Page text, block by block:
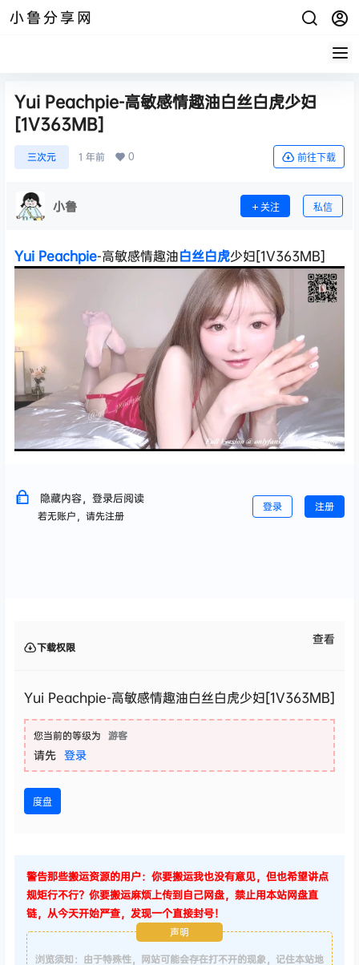
小鲁分享网
Yui Peachpie-高敏感情趣油白丝白虎少妇
[1V363MB]
三次元 1 年前 0 前往下载
小鲁 关注 私信
Yui Peachpie-高敏感情趣油白丝白虎少妇[1V363MB]
隐藏内容，登录后阅读
若无账户，请先注册
登录 注册
下载权限
查看
Yui Peachpie-高敏感情趣油白丝白虎少妇[1V363MB]
您当前的等级为 游客
请先 登录
度盘
警告那些搬运资源的用户：你要搬运我也没有意见，但也希望讲点
规矩行不行？你要搬运麻烦上传到自己网盘，禁止用本站网盘直
链，从今天开始严查，发现一个直接封号！
声明
浏览须知：由于特殊性，网站可能会存在打不开的现象，记住本站地